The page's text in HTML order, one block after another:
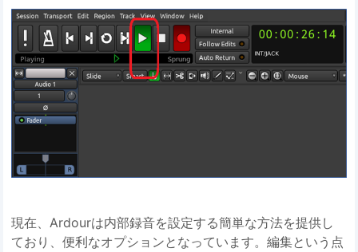
現在、Ardourは内部録音を設定する簡単な方法を提供し
ており、便利なオプションとなっています。編集という点